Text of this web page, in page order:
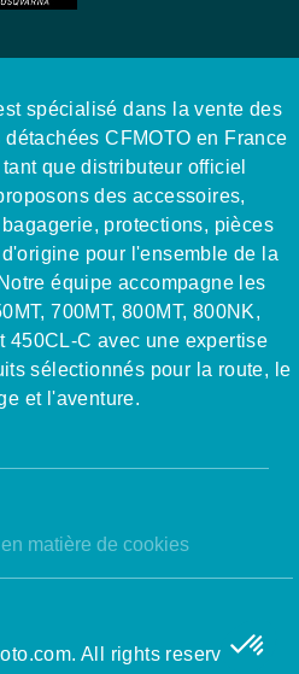
spécialisé dans la vente des
CFMOTO en France
que distributeur officiel
des accessoires,
protections, pièces
pour l'ensemble de la
équipe accompagne les
700MT, 800MT, 800NK,
450CL-C avec une expertise
sélectionnés pour la route, le
et l'aventure.
matière de cookies
All rights reserved